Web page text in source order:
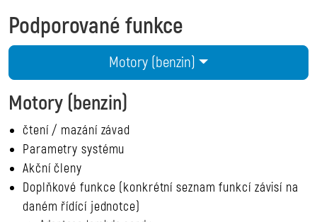
Podporované funkce
Motory (benzin)
Motory (benzin)
čtení / mazání závad
Parametry systému
Akční členy
Doplňkové funkce (konkrétní seznam funkcí závisí na
daném řídící jednotce)